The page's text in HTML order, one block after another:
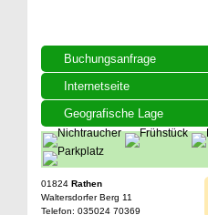
Buchungsanfrage
Internetseite
Geografische Lage
01824 Rathen
Waltersdorfer Berg 11
Telefon: 035024 70369